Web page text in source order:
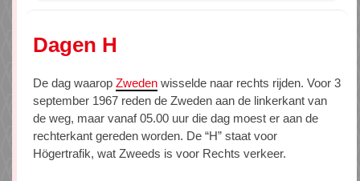
Dagen H
De dag waarop Zweden wisselde naar rechts rijden. Voor 3
september 1967 reden de Zweden aan de linkerkant van
de weg, maar vanaf 05.00 uur die dag moest er aan de
rechterkant gereden worden. De “H” staat voor
Högertrafik, wat Zweeds is voor Rechts verkeer.